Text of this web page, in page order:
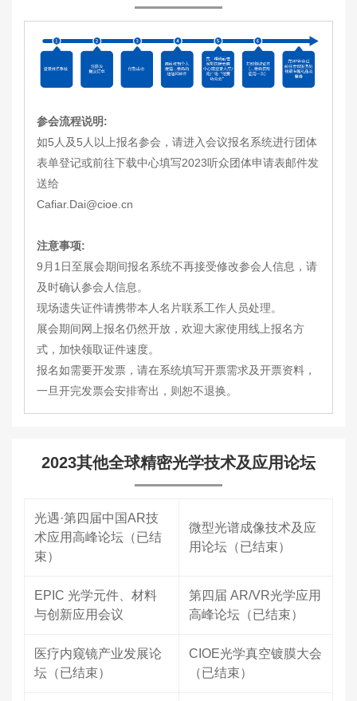
参会流程说明:
如5人及5人以上报名参会，请进入会议报名系统进行团体
表单登记或前往下载中心填写2023听众团体申请表邮件发
送给
Cafiar.Dai@cioe.cn
注意事项:
9月1日至展会期间报名系统不再接受修改参会人信息，请
及时确认参会人信息。
现场遗失证件请携带本人名片联系工作人员处理。
展会期间网上报名仍然开放，欢迎大家使用线上报名方
式，加快领取证件速度。
报名如需要开发票，请在系统填写开票需求及开票资料，
一旦开完发票会安排寄出，则恕不退换。
2023其他全球精密光学技术及应用论坛
光遇·第四届中国AR技
术应用高峰论坛（已结
束）
微型光谱成像技术及应
用论坛（已结束）
EPIC 光学元件、材料
与创新应用会议
第四届 AR/VR光学应用
高峰论坛（已结束）
医疗内窥镜产业发展论
坛（已结束）
CIOE光学真空镀膜大会
（已结束）